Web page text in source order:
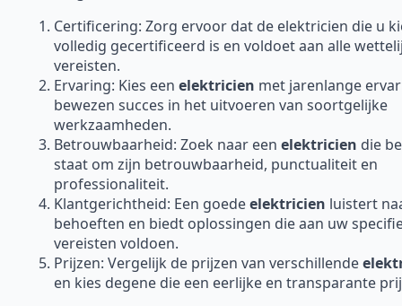
Certificering: Zorg ervoor dat de elektricien die u
volledig gecertificeerd is en voldoet aan alle
vereisten.
Ervaring: Kies een elektricien met jarenlange
bewezen succes in het uitvoeren van soortgelijke
werkzaamheden.
Betrouwbaarheid: Zoek naar een elektricien die
staat om zijn betrouwbaarheid, punctualiteit en
professionaliteit.
Klantgerichtheid: Een goedeelektricien luistert
behoeften en biedt oplossingen die aan uw
vereisten voldoen.
Prijzen: Vergelijk de prijzen van verschillende
en kies degene die een eerlijke en transparante